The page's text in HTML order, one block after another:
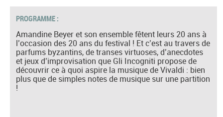
PROGRAMME :
Amandine Beyer et son ensemble fêtent leurs 20 ans à
l’occasion des 20 ans du festival ! Et c’est au travers de
parfums byzantins, de transes virtuoses, d’anecdotes
et jeux d’improvisation que Gli Incogniti propose de
découvrir ce à quoi aspire la musique de Vivaldi : bien
plus que de simples notes de musique sur une partition
!